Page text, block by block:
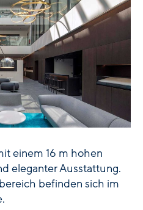
einem 16 m hohen
eleganter Ausstattung.
befinden sich im